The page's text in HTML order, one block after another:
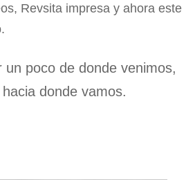
Revsita impresa y ahora este
poco de donde venimos,
donde vamos.